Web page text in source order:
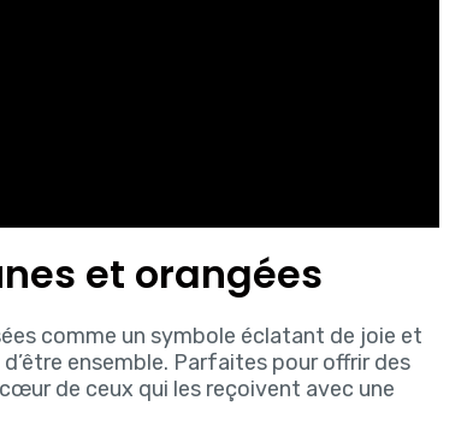
et orangées
comme un symbole éclatant de joie et
ensemble. Parfaites pour offrir des
de ceux qui les reçoivent avec une